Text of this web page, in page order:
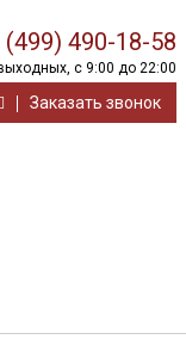
(499) 490-18-58
с 9:00 до 22:00
Заказать звонок